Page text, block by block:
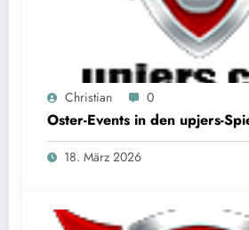
Christian 0
Oster-Events in den upjers-
18. März 2026